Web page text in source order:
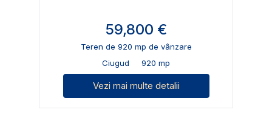
59,800 €
Teren de 920 mp de vânzare
Ciugud
920 mp
Vezi mai multe detalii